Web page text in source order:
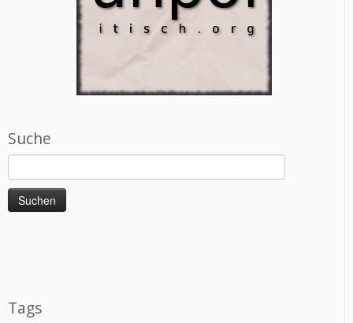
Suche
nach:
Tags